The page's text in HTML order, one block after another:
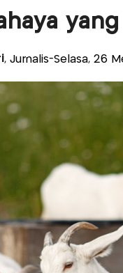
, Jurnalis-Selasa, 26